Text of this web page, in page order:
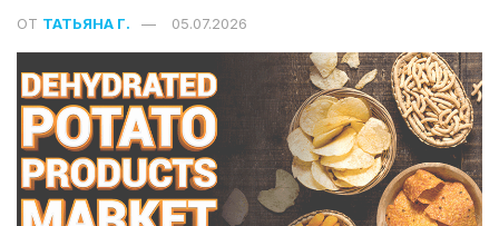
ОТ ТАТЬЯНА Г. 05.07.2026